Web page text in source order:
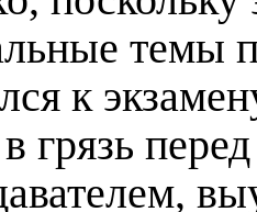
темы
к
грязь